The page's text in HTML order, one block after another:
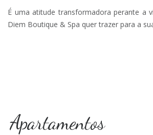
É uma atitude transformadora perante a
Diem Boutique & Spa quer trazer para a
Apartamentos